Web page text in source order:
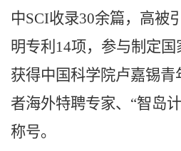
中SCI收录30余篇，高被
明专利14项，参与制定
获得中国科学院卢嘉锡
者海外特聘专家、“智岛
称号。